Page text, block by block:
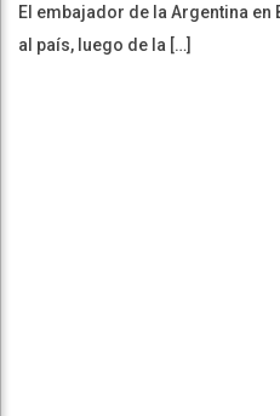
El embajador de la Argentina
al país, luego de la […]